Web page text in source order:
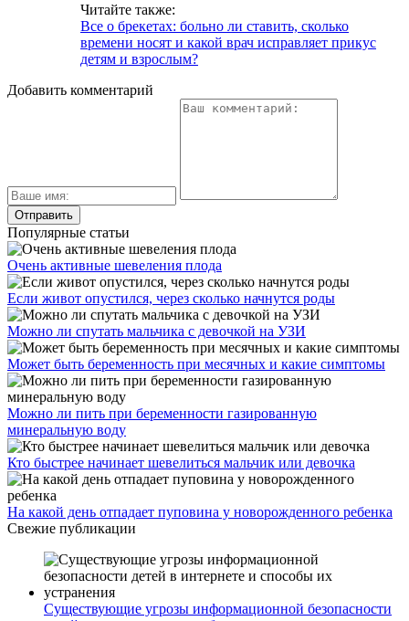
Читайте также:
Все о брекетах: больно ли ставить, сколько
времени носят и какой врач исправляет прикус
детям и взрослым?
Добавить комментарий
Популярные статьи
Очень активные шевеления плода
Если живот опустился, через сколько начнутся роды
Можно ли спутать мальчика с девочкой на УЗИ
Может быть беременность при месячных и какие симптомы
Можно ли пить при беременности газированную
минеральную воду
Кто быстрее начинает шевелиться мальчик или девочка
На какой день отпадает пуповина у новорожденного ребенка
Свежие публикации
Существующие угрозы информационной безопасности